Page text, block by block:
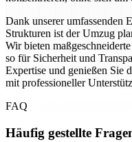
Dank unserer umfassenden
Strukturen ist der Umzug
Wir bieten
so für Sicherheit und
Expertise und genießen Sie
mit professioneller
FAQ
Häufig gestellte